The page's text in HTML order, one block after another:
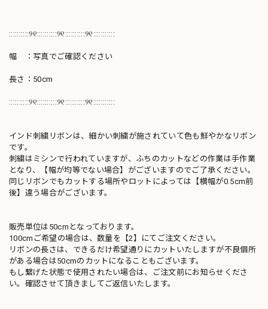
::::::::::୨୧::::::::::୨୧::::::::::୨୧:::::::::::
幅 ：写真でご確認ください
長さ：50cm
::::::::::୨୧::::::::::୨୧::::::::::୨୧:::::::::::
インド刺繍リボンは、細かい刺繍が施されていて色も鮮やかなリボン
です。
刺繍はミシンで行われていますが、ふちのカットなどの作業は手作業
となり、【幅が均等でない場合】がございますのでご了承ください。
同じリボンでもカットする場所やロットによっては【横幅が0.5cm前
後】違う場合がございます。
販売単位は50cmとなっております。
100cmご希望の場合は、数量を【2】にてご注文ください。
リボンの長さは、できるだけ希望通りにカットいたしますが不良個所
がある場合は50cmのカットになることもございます。
もし繋げた状態で使用されたい場合は、ご注文前にお知らせくださ
い。確認させて頂きましてご返信いたします。